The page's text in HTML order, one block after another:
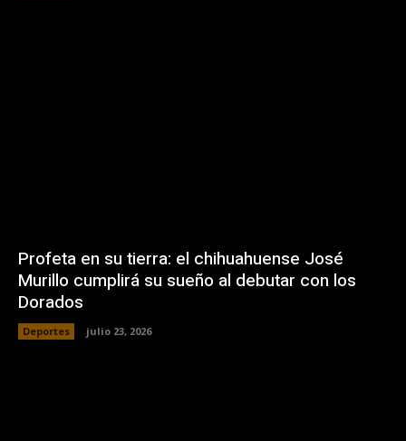
Profeta en su tierra: el chihuahuense José
Murillo cumplirá su sueño al debutar con los
Dorados
Deportes julio 23, 2026